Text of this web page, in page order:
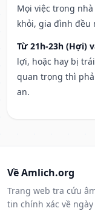
Mọi việc trong
khỏi, gia đình đều
Từ 21h-23h (Hợi)
lợi, hoặc hay bị
quan trọng thì
an.
Về Amlich.org
Trang web tra cứu
tin chính xác về